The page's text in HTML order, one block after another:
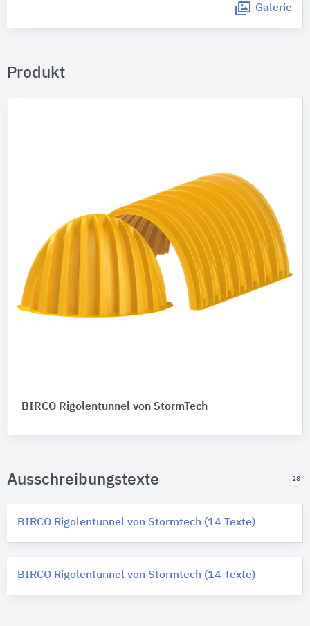
Galerie
Produkt
BIRCO Rigolentunnel von StormTech
Ausschreibungstexte 28
BIRCO Rigolentunnel von Stormtech (14 Texte)
BIRCO Rigolentunnel von Stormtech (14 Texte)